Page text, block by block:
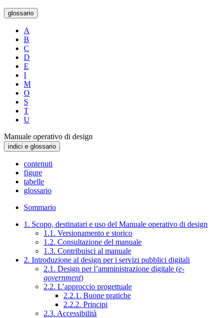
glossario
A
B
C
D
E
I
M
O
S
T
U
Manuale operativo di design
indici e glossario
contenuti
figure
tabelle
glossario
Sommario
1. Scopo, destinatari e uso del Manuale operativo di design
1.1. Versionamento e storico
1.2. Consultazione del manuale
1.3. Contribuisci al manuale
2. Introduzione al design per i servizi pubblici digitali
2.1. Design per l’amministrazione digitale (e-
government)
2.2. L’approccio progettuale
2.2.1. Buone pratiche
2.2.2. Principi
2.3. Accessibilità